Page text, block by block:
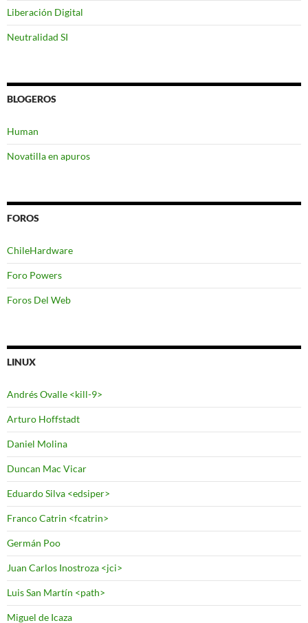
Liberación Digital
Neutralidad SI
BLOGEROS
Human
Novatilla en apuros
FOROS
ChileHardware
Foro Powers
Foros Del Web
LINUX
Andrés Ovalle <kill-9>
Arturo Hoffstadt
Daniel Molina
Duncan Mac Vicar
Eduardo Silva <edsiper>
Franco Catrin <fcatrin>
Germán Poo
Juan Carlos Inostroza <jci>
Luis San Martín <path>
Miguel de Icaza